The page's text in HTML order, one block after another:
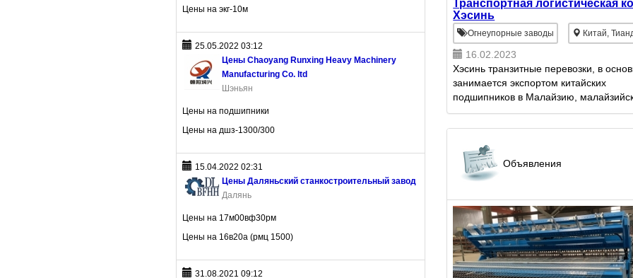
Цены на экг-10м
25.05.2022 03:12
Цены Chaoyang Runxing Heavy Machinery
Manufacturing Co. ltd
Шэньян
Цены на подшипники
Цены на дшз-1300/300
15.04.2022 02:31
Цены Даляньский станкостроительный завод
Далянь
Цены на 17м00вф30рм
Цены на 16в20а (рмц 1500)
31.08.2021 09:12
запасных частей к нему и расходных...
Транспортная логистическая
Хэсинь
Огнеупорные заводы Китай,
16.02.2023
Хэсинь транзитные перевозки, в
занимается экспортом китайских
подшипников в Малайзию,
подшипников в Россию, решение
Объявления